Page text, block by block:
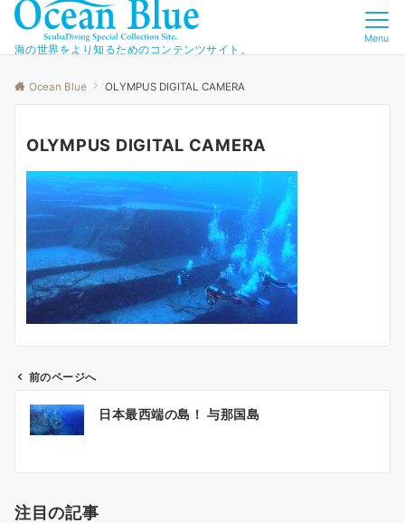
海の世界をより知るためのコンテンツサイト。
Menu
Ocean Blue OLYMPUS DIGITAL CAMERA
OLYMPUS DIGITAL CAMERA
ビ
ー
前のページへ
日本最西端の島！ 与那国島
注目の記事